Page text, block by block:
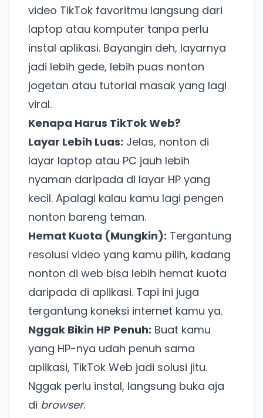
video TikTok favoritmu langsung dari
laptop atau komputer tanpa perlu
instal aplikasi. Bayangin deh, layarnya
jadi lebih gede, lebih puas nonton
jogetan atau tutorial masak yang lagi
viral.
Kenapa Harus TikTok Web?
Layar Lebih Luas: Jelas, nonton di
layar laptop atau PC jauh lebih
nyaman daripada di layar HP yang
kecil. Apalagi kalau kamu lagi pengen
nonton bareng teman.
Hemat Kuota (Mungkin): Tergantung
resolusi video yang kamu pilih, kadang
nonton di web bisa lebih hemat kuota
daripada di aplikasi. Tapi ini juga
tergantung koneksi internet kamu ya.
Nggak Bikin HP Penuh: Buat kamu
yang HP-nya udah penuh sama
aplikasi, TikTok Web jadi solusi jitu.
Nggak perlu instal, langsung buka aja
di browser.